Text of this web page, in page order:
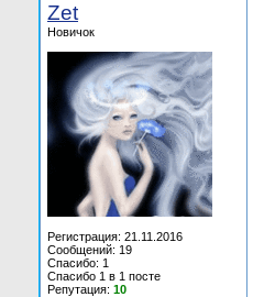
Zet
Новичок
Регистрация: 21.11.2016
Сообщений: 19
Спасибо: 1
Спасибо 1 в 1 посте
Репутация: 10